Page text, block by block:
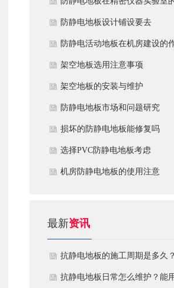
定制化应用方案
​防静电地板设计铺设要去
防静电活动地板在机房建设的
用
​架空地板选用注意事项
​架空地板的安装与维护
防静电地板市场和问题研究
损坏的防静电地板能修复吗
​选择PVC防静电地板考虑
机房防静电地板的使用注意
最新资讯
抗静电地板的施工周期是多久
需要注意什么?
抗静电地板日常怎么维护？能